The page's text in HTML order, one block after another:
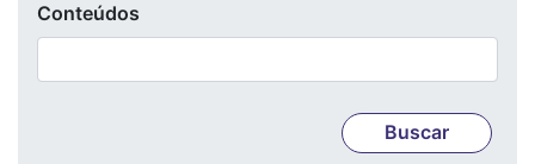
Conteúdos